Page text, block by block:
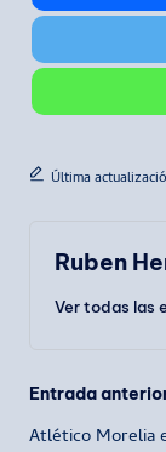
Última
Ruben
Ver todas las
Entrada
Atlético Morelia